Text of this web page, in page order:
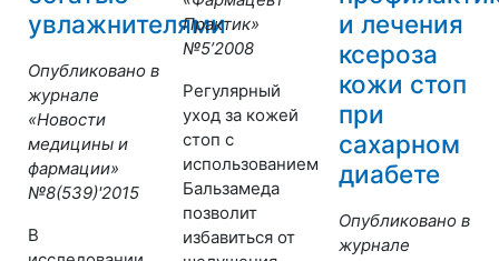
увлажнителями
Опубликовано в
журнале
«Новости
медицины и
фармации»
№8(539)'2015
В
Практик»
№5’2008
Регулярный
уход за кожей
стоп с
использованием
Бальзамеда
позволит
избавиться от
и лечения
ксероза
кожи стоп
при
сахарном
диабете
Опубликовано в
журнале